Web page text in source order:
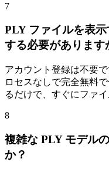
7
PLY ファイルを表
する必要があります
アカウント登録は不要
ロセスなしで完全無料
るだけで、すぐにファ
8
複雑な PLY モデル
か？